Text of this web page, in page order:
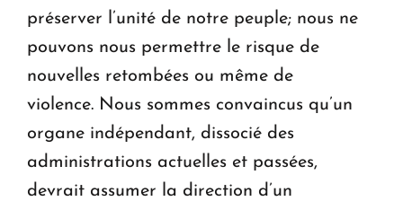
préserver l’unité de notre peuple; nous ne
pouvons nous permettre le risque de
nouvelles retombées ou même de
violence. Nous sommes convaincus qu’un
organe indépendant, dissocié des
administrations actuelles et passées,
devrait assumer la direction d’un